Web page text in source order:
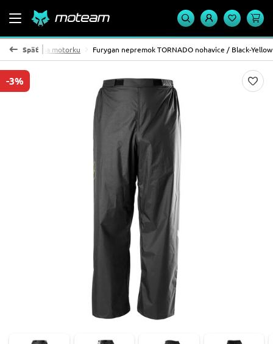
Späť
oblečenie na motorku Furygan nepremok TORNADO nohavice / Black-Yellow
-3%